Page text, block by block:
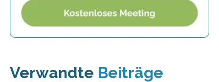
Verwandte Beiträge